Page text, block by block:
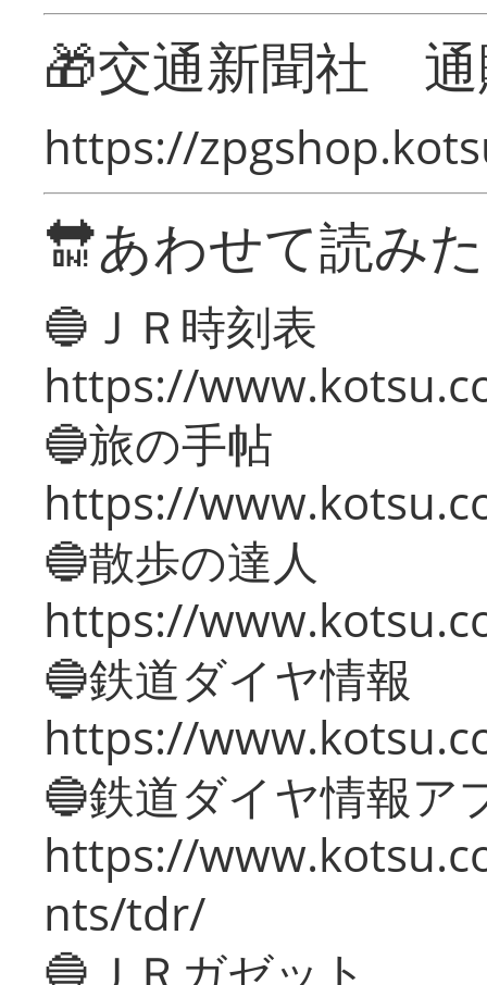
🎁交通新聞社
https://
🔛あわせて読み
🔵ＪＲ時刻表
https://
🔵旅の手帖
https://
🔵散歩の達人
https://
🔵鉄道ダイヤ情報
https://
🔵鉄道ダイヤ情報ア
https://
nts/tdr/
🔵ＪＲガゼット